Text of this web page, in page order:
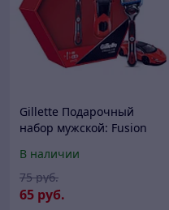
Gillette Подарочный
набор мужской: Fusion
бритва с 1 кассетой +
Машинка
В наличии
65 руб.
75 руб.